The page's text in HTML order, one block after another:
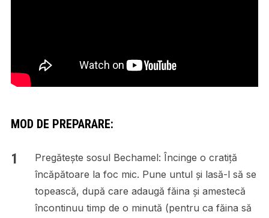
MOD DE PREPARARE:
Pregătește sosul Bechamel: Încinge o cratiță
încăpătoare la foc mic. Pune untul și lasă-l să se
topească, după care adaugă făina și amestecă
încontinuu timp de o minută (pentru ca făina să